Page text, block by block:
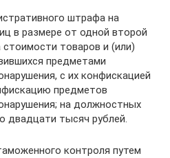
штрафа на
в размере от одной второй
товаров и (или)
предметами
с их конфискацией
предметов
на должностных
двадцати тысяч рублей.
контроля путем